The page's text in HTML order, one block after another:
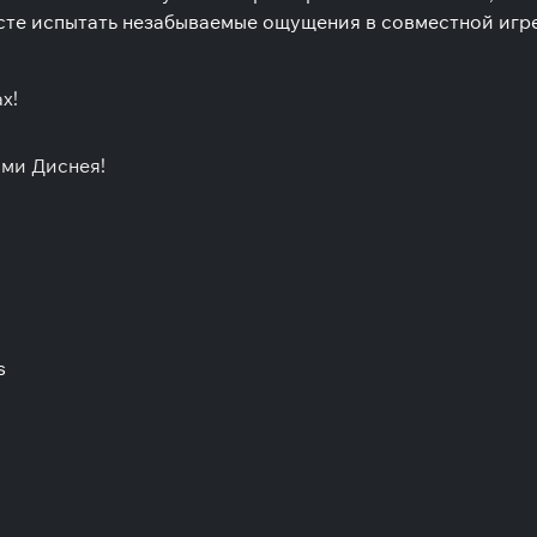
испытать незабываемые ощущения в совместной
Диснея!